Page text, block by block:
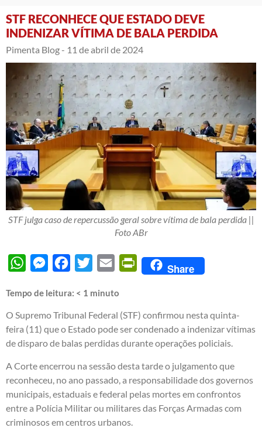
STF RECONHECE QUE ESTADO DEVE
INDENIZAR VÍTIMA DE BALA PERDIDA
Pimenta Blog - 11 de abril de 2024
STF julga caso de repercussão geral sobre vítima de bala perdida ||
Foto ABr
WhatsAppMessengerFacebook
Twitter Email PrintFriendly
Share
Tempo de leitura: < 1 minuto
O Supremo Tribunal Federal (STF) confirmou nesta quinta-
feira (11) que o Estado pode ser condenado a indenizar vítimas
de disparo de balas perdidas durante operações policiais.
A Corte encerrou na sessão desta tarde o julgamento que
reconheceu, no ano passado, a responsabilidade dos governos
municipais, estaduais e federal pelas mortes em confrontos
entre a Polícia Militar ou militares das Forças Armadas com
criminosos em centros urbanos.